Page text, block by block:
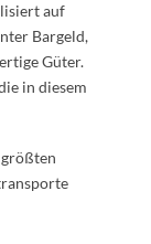
auf
Bargeld,
Güter.
in diesem